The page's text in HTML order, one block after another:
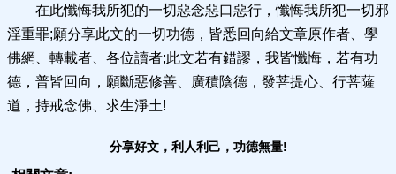
在此懺悔我所犯的一切惡念惡口惡行，懺悔我所犯一切邪
淫重罪;願分享此文的一切功德，皆悉回向給文章原作者、學
佛網、轉載者、各位讀者;此文若有錯謬，我皆懺悔，若有功
德，普皆回向，願斷惡修善、廣積陰德，發菩提心、行菩薩
道，持戒念佛、求生淨土!
分享好文，利人利己，功德無量!